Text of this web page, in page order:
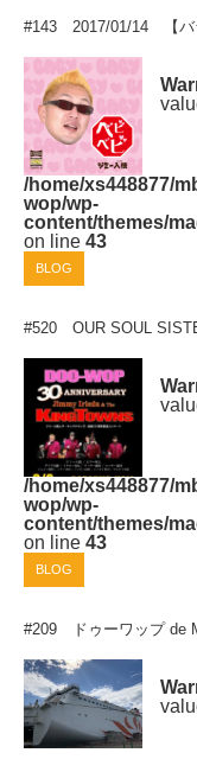
#143 2017/01/14 【バ
/home/xs448877/
wop/wp-
content/themes/
on line 43
BLOG
#520 OUR SOUL
/home/xs448877/
wop/wp-
content/themes/
on line 43
BLOG
#209 ドゥーワップ de